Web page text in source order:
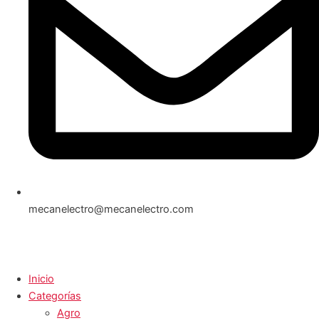
mecanelectro@mecanelectro.com
Inicio
Categorías
Agro